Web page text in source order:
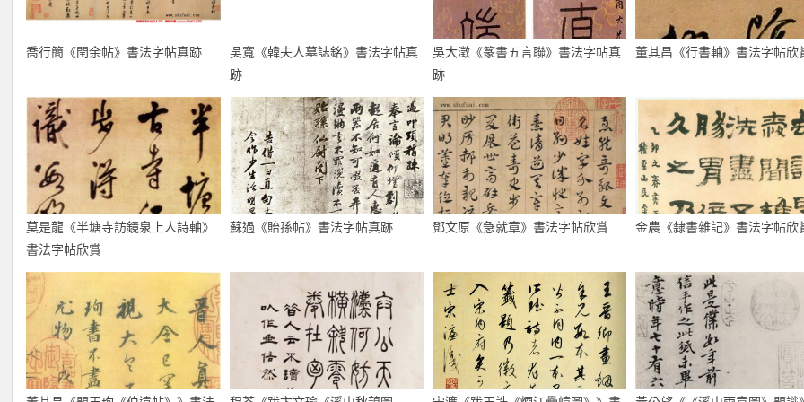
喬行簡《閏余帖》書法字帖真跡
吳寬《韓夫人墓誌銘》書法字帖真
跡
吳大澂《篆書五言聯》書法字帖真
跡
董其昌《行書軸》書法字帖欣
莫是龍《半塘寺訪鏡泉上人詩軸》
書法字帖欣賞
蘇過《貽孫帖》書法字帖真跡 鄧文原《急就章》書法字帖欣賞 金農《隸書雜記》書法字帖欣